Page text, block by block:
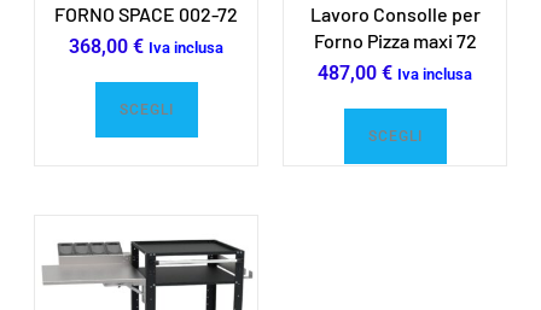
FORNO SPACE 002-72
368,00 € Iva inclusa
SCEGLI
Lavoro Consolle per
Forno Pizza maxi 72
487,00 € Iva inclusa
SCEGLI